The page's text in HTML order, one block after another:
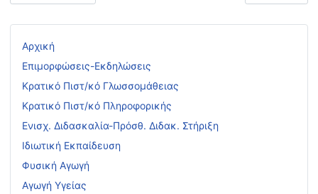
Αρχική
Επιμορφώσεις-Εκδηλώσεις
Κρατικό Πιστ/κό Γλωσσομάθειας
Κρατικό Πιστ/κό Πληροφορικής
Ενισχ. Διδασκαλία-Πρόσθ. Διδακ. Στήριξη
Ιδιωτική Εκπαίδευση
Φυσική Αγωγή
Αγωγή Υγείας